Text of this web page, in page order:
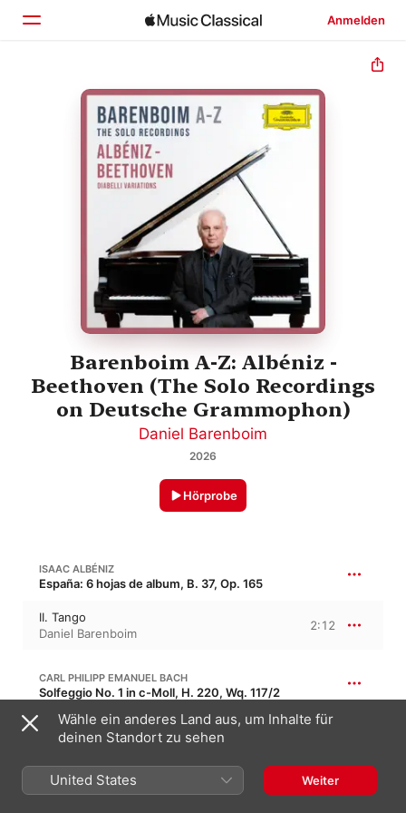
Anmelden
Startseite
Entdecken
Suchen
Barenboim A-Z: Albéniz -
Beethoven (The Solo Recordings
on Deutsche Grammophon)
Daniel Barenboim
2026
Hörprobe
ISAAC ALBÉNIZ
España: 6 hojas de album, B. 37, Op. 165
II. Tango
Daniel Barenboim
2:12
CARL PHILIPP EMANUEL BACH
Solfeggio No. 1 in c-Moll, H. 220, Wq. 117/2
Solfeggio in C Minor, H. 220
"Solfeggietto"
JOHANN CHRISTIAN BACH 8:43
Wähle ein anderes Land aus, um Inhalte für
deinen Standort zu sehen
United States Weiter